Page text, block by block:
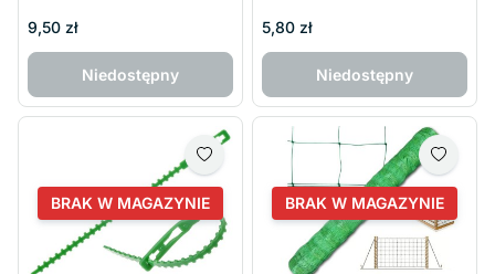
9,50 zł
Niedostępny
5,80 zł
Niedostępny
BRAK W MAGAZYNIE BRAK W MAGAZYNIE